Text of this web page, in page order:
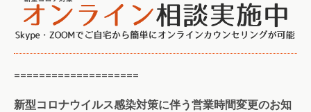
====================
新型コロナウイルス感染対策に伴う営業時間変更のお知